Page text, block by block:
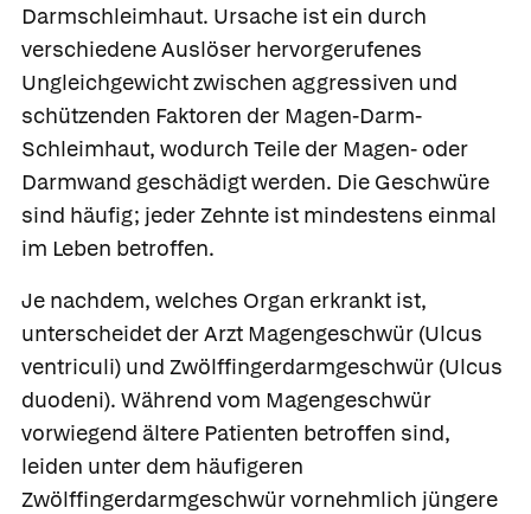
Darmschleimhaut. Ursache ist ein durch
verschiedene Auslöser hervorgerufenes
Ungleichgewicht zwischen aggressiven und
schützenden Faktoren der Magen-Darm-
Schleimhaut, wodurch Teile der Magen- oder
Darmwand geschädigt werden. Die Geschwüre
sind häufig; jeder Zehnte ist mindestens einmal
im Leben betroffen.
Je nachdem, welches Organ erkrankt ist,
unterscheidet der Arzt Magengeschwür (Ulcus
ventriculi) und Zwölffingerdarmgeschwür (Ulcus
duodeni). Während vom Magengeschwür
vorwiegend ältere Patienten betroffen sind,
leiden unter dem häufigeren
Zwölffingerdarmgeschwür vornehmlich jüngere